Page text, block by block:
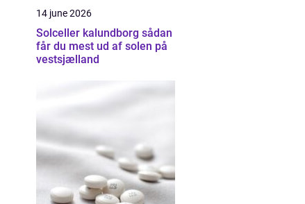
14 june 2026
Solceller kalundborg sådan
får du mest ud af solen på
vestsjælland